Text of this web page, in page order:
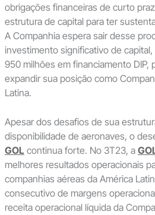
obrigações financeiras de curto
estrutura de capital para ter
A Companhia espera sair desse
investimento significativo de
950 milhões em financiamento DIP,
expandir sua posição como
Latina.
Apesar dos desafios de sua
disponibilidade de aeronaves, o
GOLcontinua forte. No 3T23, a
melhores resultados operacionais
companhias aéreas da América
consecutivo de margens
receita operacional líquida da